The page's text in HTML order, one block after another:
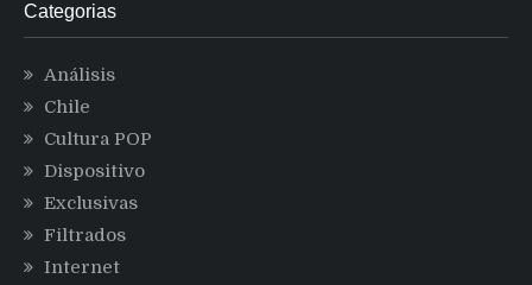
Categorias
Análisis
Chile
Cultura POP
Dispositivo
Exclusivas
Filtrados
Internet